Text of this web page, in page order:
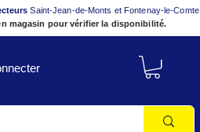
Saint-Jean-de-Monts et Fontenay-le-Comte
magasin pour vérifier la disponibilité.